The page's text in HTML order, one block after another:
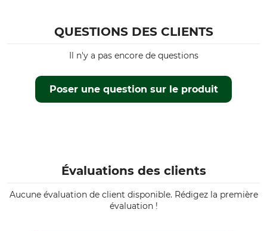
QUESTIONS DES CLIENTS
Poser une question sur le produit
Il n'y a pas encore de questions
Évaluations des clients
Aucune évaluation de client disponible. Rédigez la première
évaluation !